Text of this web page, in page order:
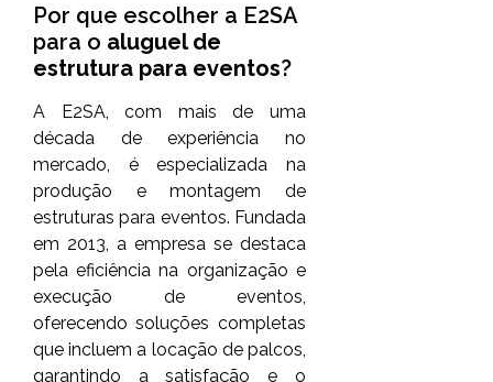
Por que escolher a E2SA
para o aluguel de
estrutura para eventos?
A E2SA, com mais de uma
década de experiência no
mercado, é especializada na
produção e montagem de
estruturas para eventos. Fundada
em 2013, a empresa se destaca
pela eficiência na organização e
execução de eventos,
oferecendo soluções completas
que incluem a locação de palcos,
garantindo a satisfação e o